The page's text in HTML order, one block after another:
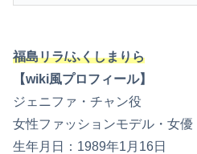
福島リラ/ふくしまりら
【wiki風プロフィール】
ジェニファ・チャン役
女性ファッションモデル・女優
生年月日：1989年1月16日